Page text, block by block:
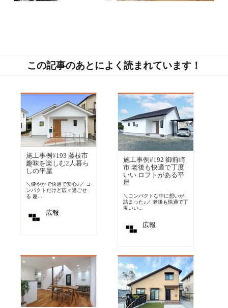
この記事のあとによく読まれています！
施工事例#193 藤枝市
趣味を楽しむ2人暮ら
しの平屋
＼健やかで快適で安心♪／ コ
ンパクトだけど広々過ごせ
る 趣...
広報
施工事例#192 御前崎
市 老後も快適で丁度
いい ロフトがある平
屋
＼コンパクトな中に想いが
詰まった♪／ 老後も快適で丁
度いい...
広報